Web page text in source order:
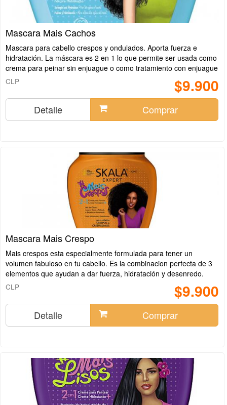
Mascara Mais Cachos
Mascara para cabello crespos y ondulados. Aporta fuerza e
hidratación. La máscara es 2 en 1 lo que permite ser usada como
crema para peinar sin enjuague o como tratamiento con enjuague
$9.900
CLP
Detalle Comprar
Mascara Mais Crespo
Mais crespos esta especialmente formulada para tener un
volumen fabuloso en tu cabello. Es la combinacion perfecta de 3
elementos que ayudan a dar fuerza, hidratación y desenredo.
$9.900
CLP
Detalle Comprar